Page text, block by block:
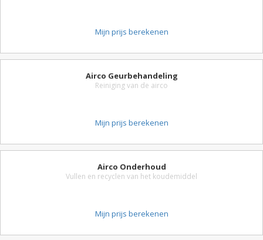
Mijn prijs berekenen
Airco Geurbehandeling
Reiniging van de airco
Mijn prijs berekenen
Airco Onderhoud
Vullen en recyclen van het koudemiddel
Mijn prijs berekenen